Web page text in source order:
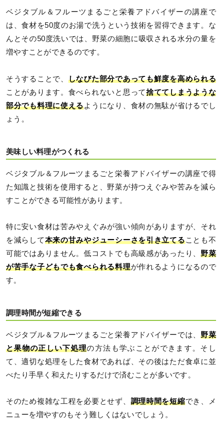
ベジタブル＆フルーツまるごと栄養アドバイザーの講座で
は、食材を50度のお湯で洗うという技術を習得できます。な
んとその50度洗いでは、野菜の細胞に吸収される水分の量を
増やすことができるのです。
そうすることで、 しなびた部分であっても鮮度を高められる
ことがあります。食べられないと思って捨ててしまうような
部分でも料理に使えるようになり、食材の無駄が省けるでし
ょう。
美味しい料理がつくれる
ベジタブル＆フルーツまるごと栄養アドバイザーの講座で得
た知識と技術を使用すると、野菜が持つえぐみや苦みを減ら
すことができる可能性があります。
特に安い食材は苦みやえぐみが強い傾向がありますが、それ
を減らして本来の甘みやジューシーさを引き立てることも不
可能ではありません。低コストでも高級感があったり、 野菜
が苦手な子どもでも食べられる料理が作れるようになるので
す。
調理時間が短縮できる
ベジタブル＆フルーツまるごと栄養アドバイザーでは、 野菜
と果物の正しい下処理の方法も学ぶことができます。そし
て、適切な処理をした食材であれば、その後はただ食卓に並
べたり手早く和えたりするだけで済むことが多いです。
そのため複雑な工程を必要とせず、 調理時間を短縮でき、メ
ニューを増やすのもそう難しくはないでしょう。